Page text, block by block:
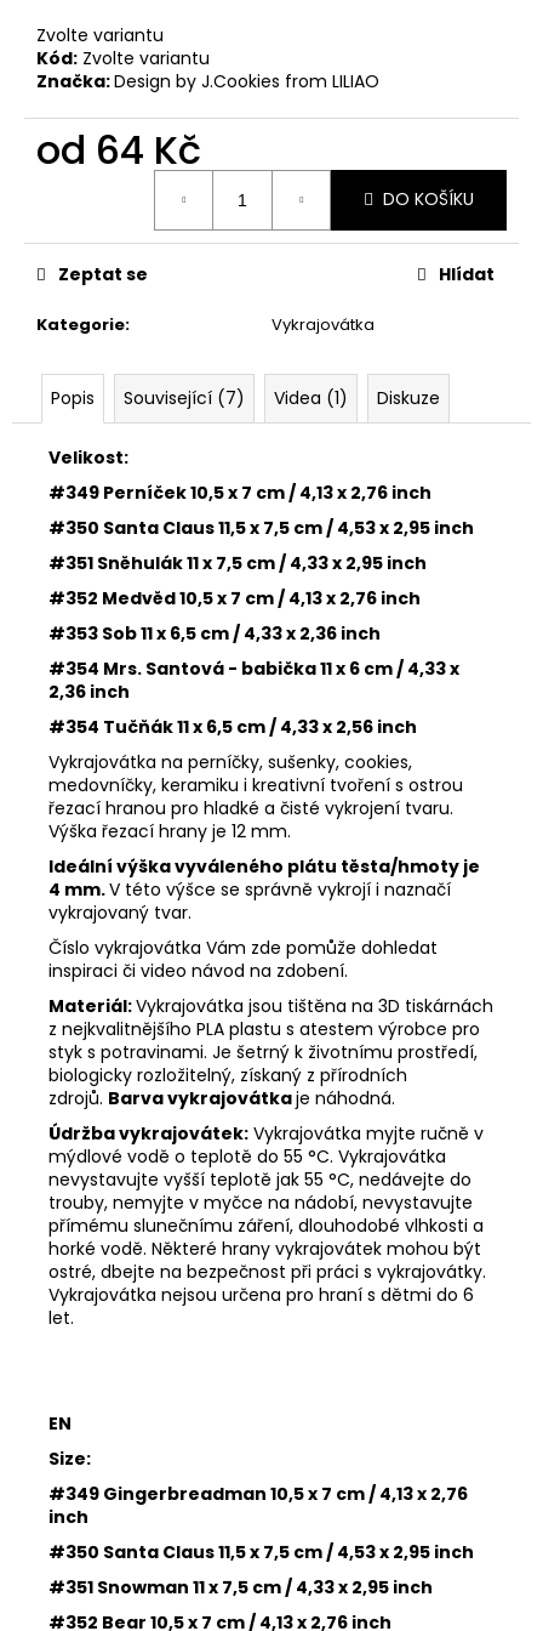
Zvolte variantu
Kód: Zvolte variantu
Značka:Design by J.Cookies from LILIAO
od 64 Kč
DO KOŠÍKU
Kategorie: Vykrajovátka
Zeptat se Hlídat
Popis Související (7) Videa (1) Diskuze
Velikost:
#349 Perníček 10,5 x 7 cm / 4,13 x 2,76 inch
#350 Santa Claus 11,5 x 7,5 cm / 4,53 x 2,95 inch
#351 Sněhulák 11 x 7,5 cm / 4,33 x 2,95 inch
#352 Medvěd 10,5 x 7 cm / 4,13 x 2,76 inch
#353 Sob 11 x 6,5 cm / 4,33 x 2,36 inch
#354 Mrs. Santová - babička 11 x 6 cm / 4,33 x
2,36 inch
#354 Tučňák 11 x 6,5 cm / 4,33 x 2,56 inch
Vykrajovátka na perníčky, sušenky, cookies,
medovníčky, keramiku i kreativní tvoření s ostrou
řezací hranou pro hladké a čisté vykrojení tvaru.
Výška řezací hrany je 12 mm.
Ideální výška vyváleného plátu těsta/hmoty je
4 mm.V této výšce se správně vykrojí i naznačí
vykrajovaný tvar.
Číslo vykrajovátka Vám zde pomůže dohledat
inspiraci či video návod na zdobení.
Materiál:Vykrajovátka jsou tištěna na 3D tiskárnách
z nejkvalitnějšího PLA plastu s atestem výrobce pro
styk s potravinami. Je šetrný k životnímu prostředí,
biologicky rozložitelný, získaný z přírodních
zdrojů. Barva vykrajovátkaje náhodná.
Údržba vykrajovátek: Vykrajovátka myjte ručně v
mýdlové vodě o teplotě do 55 °C. Vykrajovátka
nevystavujte vyšší teplotě jak 55 °C, nedávejte do
trouby, nemyjte v myčce na nádobí, nevystavujte
přímému slunečnímu záření, dlouhodobé vlhkosti a
horké vodě. Některé hrany vykrajovátek mohou být
ostré, dbejte na bezpečnost při práci s vykrajovátky.
Vykrajovátka nejsou určena pro hraní s dětmi do 6
let.
EN
Size:
#349 Gingerbreadman 10,5 x 7 cm / 4,13 x 2,76
inch
#350 Santa Claus 11,5 x 7,5 cm / 4,53 x 2,95 inch
#351 Snowman 11 x 7,5 cm / 4,33 x 2,95 inch
#352 Bear 10,5 x 7 cm / 4,13 x 2,76 inch
u
e
m
SÁČEK